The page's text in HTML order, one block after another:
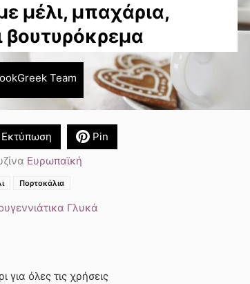
μέλι, μπαχάρια,
βουτυρόκρεμα
Team
Εκτύπωση
Pin
Ευρωπαϊκή
Πορτοκάλια
Γλυκά
για όλες τις χρήσεις